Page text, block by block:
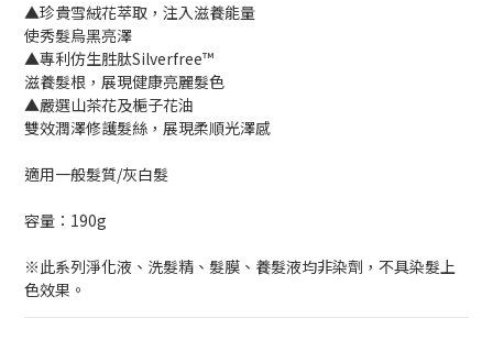
▲珍貴雪絨花萃取，注入滋養能量
使秀髮烏黑亮澤
▲專利仿生胜肽Silverfree™
滋養髮根，展現健康亮麗髮色
▲嚴選山茶花及梔子花油
雙效潤澤修護髮絲，展現柔順光澤感
適用一般髮質/灰白髮
容量：190g
※此系列淨化液、洗髮精、髮膜、養髮液均非染劑，不具染髮上
色效果。